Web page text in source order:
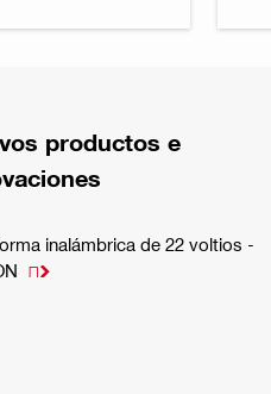
productos e
inalámbrica de 22 voltios -
